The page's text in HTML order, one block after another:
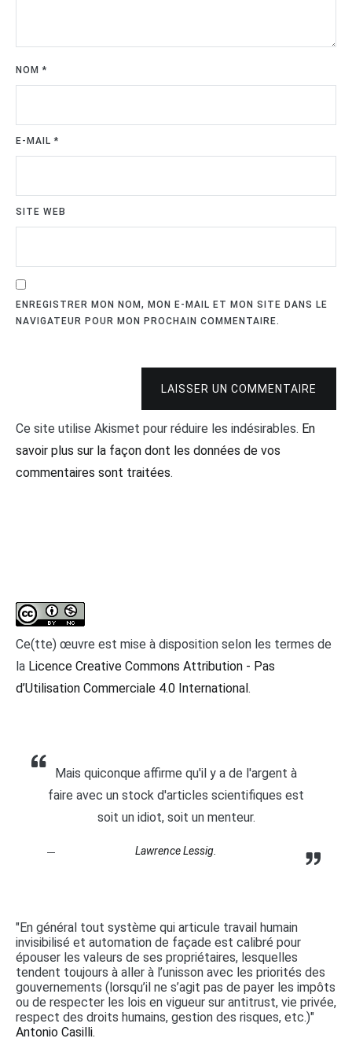
NOM*
E-MAIL*
SITE WEB
ENREGISTRER MON NOM, MON E-MAIL ET MON SITE DANS LE
NAVIGATEUR POUR MON PROCHAIN COMMENTAIRE.
LAISSER UN COMMENTAIRE
Ce site utilise Akismet pour réduire les indésirables. En
savoir plus sur la façon dont les données de vos
commentaires sont traitées.
Ce(tte) œuvre est mise à disposition selon les termes de
la Licence Creative Commons Attribution - Pas
d’Utilisation Commerciale 4.0 International.
Mais quiconque affirme qu'il y a de l'argent à
faire avec un stock d'articles scientifiques est
soit un idiot, soit un menteur.
Lawrence Lessig.
"En général tout système qui articule travail humain
invisibilisé et automation de façade est calibré pour
épouser les valeurs de ses propriétaires, lesquelles
tendent toujours à aller à l’unisson avec les priorités des
gouvernements (lorsqu’il ne s’agit pas de payer les impôts
ou de respecter les lois en vigueur sur antitrust, vie privée,
respect des droits humains, gestion des risques, etc.)"
Antonio Casilli.